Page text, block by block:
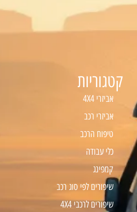
קטגוריות
אביזרי 4X4
אביזרי רכב
טיפוח הרכב
כלי עבודה
קמפינג
שיפורים לפי סוג רכב
שיפורים לרכבי 4X4